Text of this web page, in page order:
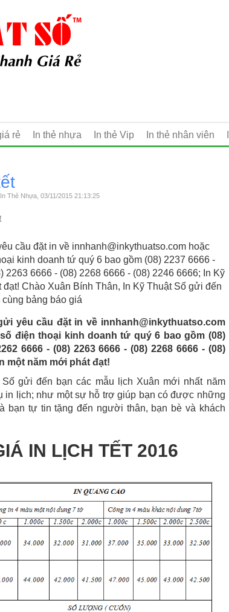
rẻ In thẻ nhựa In thẻ Vip In thẻ nhân viên
Thẻ Nhựa, 03/11/2015 21:13:25
cầu đặt in về innhanh@inkythuatso.com hoặc
kinh doanh tứ quý 6 bao gồm (08) 2237 6666 -
2263 6666 - (08) 2268 6666 - (08) 2246 6666; In Kỹ
Chào Xuân Bính Thân, In Kỹ Thuật Số gửi đến
bảng báo giá
yêu cầu đặt in về innhanh@inkythuatso.com
điện thoại kinh doanh tứ quý 6 bao gồm (08)
6666 - (08) 2263 6666 - (08) 2268 6666 - (08)
một năm mới phát đạt!
gửi đến bạn các mẫu lịch Xuân mới nhất năm
in lịch; như một sự hỗ trợ giúp bạn có được những
bạn tự tin tặng đến người thân, bạn bè và khách
IN LỊCH TẾT 2016